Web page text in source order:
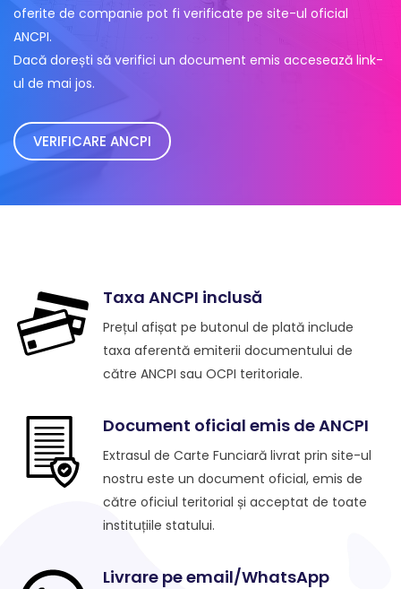
oferite de companie pot fi verificate pe site-ul oficial
ANCPI.
Dacă dorești să verifici un document emis accesează link-
ul de mai jos.
VERIFICARE ANCPI
Taxa ANCPI inclusă
Prețul afișat pe butonul de plată include
taxa aferentă emiterii documentului de
către ANCPI sau OCPI teritoriale.
Document oficial emis de ANCPI
Extrasul de Carte Funciară livrat prin site-ul
nostru este un document oficial, emis de
către oficiul teritorial și acceptat de toate
instituțiile statului.
Livrare pe email/WhatsApp